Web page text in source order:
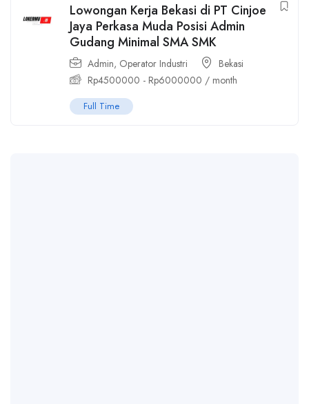
Lowongan Kerja Bekasi di PT Cinjoe
Jaya Perkasa Muda Posisi Admin
Gudang Minimal SMA SMK
Admin, Operator Industri
Bekasi
Rp4500000 - Rp6000000 / month
Full Time